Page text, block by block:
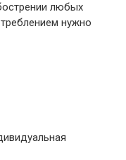
любых
нужно